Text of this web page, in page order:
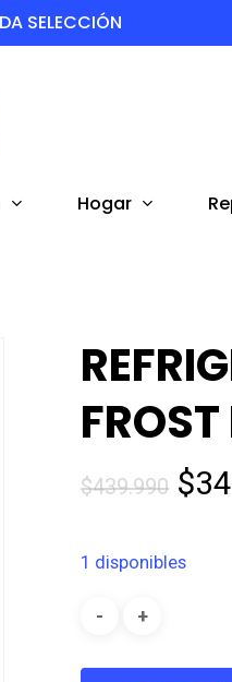
SELECCIÓN
Hogar
$439.990 El
era:
$
1 disponibles